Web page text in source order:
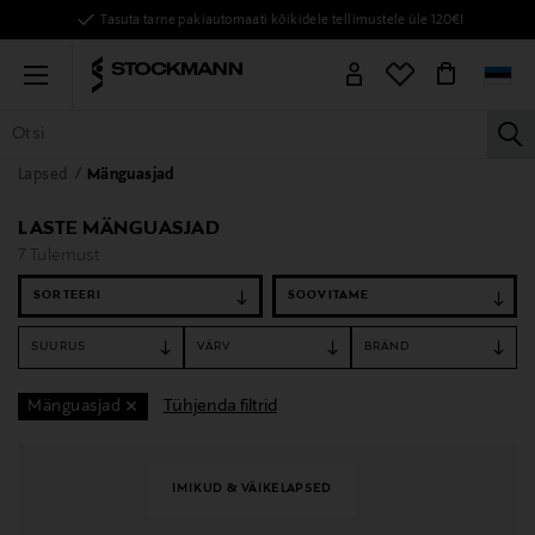
Tasuta tarne pakiautomaati kõikidele tellimustele üle 120€!
Menu
KÕIK TOOTED NAISED
Lapsed Mänguasjad
LASTE MÄNGUASJAD
7 Tulemust
SORTEERI
SUURUS VÄRV BRÄND
Mänguasjad Tühjenda filtrid
IMIKUD & VÄIKELAPSED